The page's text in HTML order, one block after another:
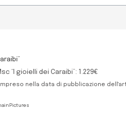
“I gioielli dei Caraibi”: 1.229€
nella data di pubblicazione